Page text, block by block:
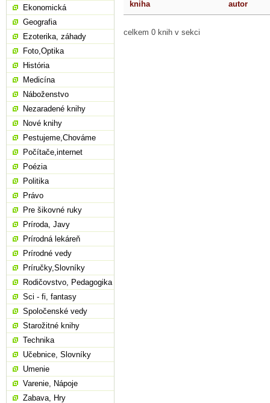
kniha autor
celkem 0 knih v sekci
Ekonomická
Geografia
Ezoterika, záhady
Foto,Optika
História
Medicína
Náboženstvo
Nezaradené knihy
Nové knihy
Pestujeme,Chováme
Počítače,internet
Poézia
Politika
Právo
Pre šikovné ruky
Príroda, Javy
Prírodná lekáreň
Prírodné vedy
Príručky,Slovníky
Rodičovstvo, Pedagogika
Sci - fi, fantasy
Spoločenské vedy
Starožitné knihy
Technika
Učebnice, Slovníky
Umenie
Varenie, Nápoje
Zabava, Hry